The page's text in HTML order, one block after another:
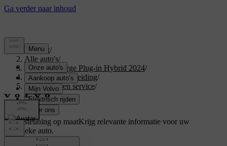
Support/
Alle auto's/
XC40 Recharge Plug-in Hybrid 2024/
Gebruikershandleiding/
Onderhoud en service/
Accu/
Startaccu
Ondersteuning op maatKrijg relevante informatie voor uw
specifieke auto.